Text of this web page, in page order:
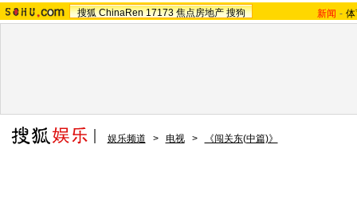
搜狐 ChinaRen 17173 焦点房地产 搜狗 新闻 -
娱乐频道 > 电视 > 《闯关东(中篇)》